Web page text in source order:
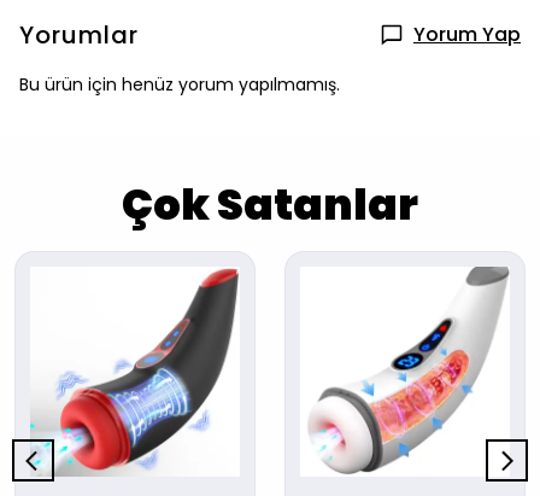
Yorumlar Yorum Yap
Bu ürün için henüz yorum yapılmamış.
Çok Satanlar